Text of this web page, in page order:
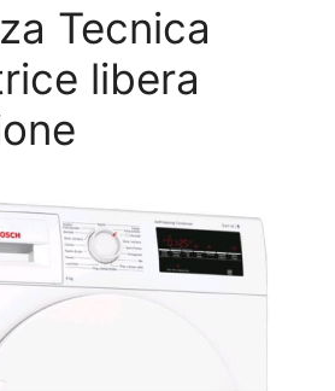
Tecnica
libera